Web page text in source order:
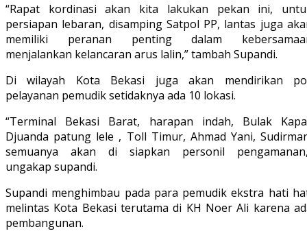
“Rapat kordinasi akan kita lakukan pekan ini,
persiapan lebaran, disamping Satpol PP, lantas juga
memiliki peranan penting dalam
menjalankan kelancaran arus lalin,” tambah Supandi.
Di wilayah Kota Bekasi juga akan mendirikan
pelayanan pemudik setidaknya ada 10 lokasi.
“Terminal Bekasi Barat, harapan indah, Bulak
Djuanda patung lele , Toll Timur, Ahmad Yani,
semuanya akan di siapkan personil
ungakap supandi.
Supandi menghimbau pada para pemudik ekstra hati
melintas Kota Bekasi terutama di KH Noer Ali karena
pembangunan.